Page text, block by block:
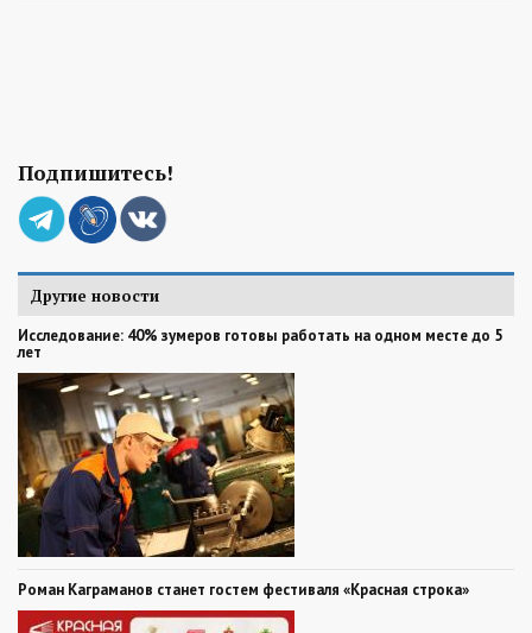
Подпишитесь!
Другие новости
Исследование: 40% зумеров готовы работать на одном месте до 5
лет
Роман Каграманов станет гостем фестиваля «Красная строка»